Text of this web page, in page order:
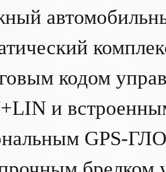
кодом
и
GPS-